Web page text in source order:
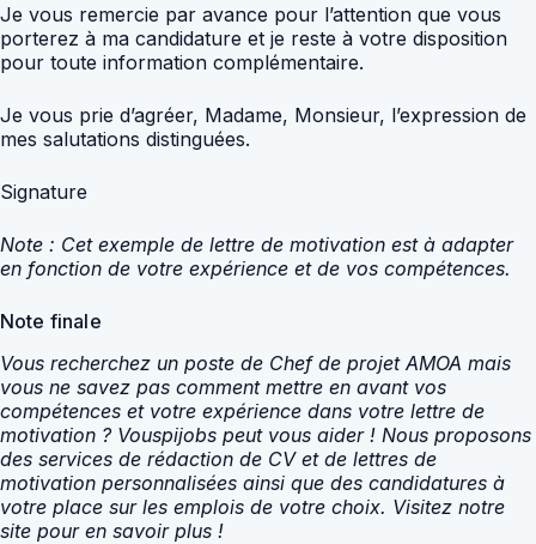
Je vous remercie par avance pour l’attention que vous
porterez à ma candidature et je reste à votre disposition
pour toute information complémentaire.
Je vous prie d’agréer, Madame, Monsieur, l’expression de
mes salutations distinguées.
Signature
Note : Cet exemple de lettre de motivation est à adapter
en fonction de votre expérience et de vos compétences.
Note finale
Vous recherchez un poste de Chef de projet AMOA mais
vous ne savez pas comment mettre en avant vos
compétences et votre expérience dans votre lettre de
motivation ? Vouspijobs peut vous aider ! Nous proposons
des services de rédaction de CV et de lettres de
motivation personnalisées ainsi que des candidatures à
votre place sur les emplois de votre choix. Visitez notre
site pour en savoir plus !